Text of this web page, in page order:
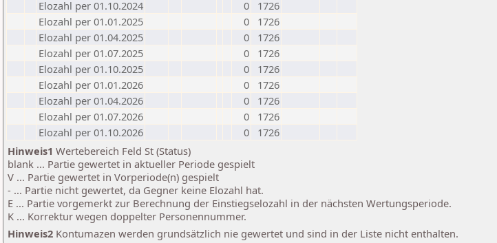
Elozahl per 01.10.2024
0
1726
Elozahl per 01.01.2025
0
1726
Elozahl per 01.04.2025
0
1726
Elozahl per 01.07.2025
0
1726
Elozahl per 01.10.2025
0
1726
Elozahl per 01.01.2026
0
1726
Elozahl per 01.04.2026
0
1726
Elozahl per 01.07.2026
0
1726
Elozahl per 01.10.2026
0
1726
Hinweis1 Wertebereich Feld St (Status)
blank ... Partie gewertet in aktueller Periode gespielt
V ... Partie gewertet in Vorperiode(n) gespielt
- ... Partie nicht gewertet, da Gegner keine Elozahl hat.
E ... Partie vorgemerkt zur Berechnung der Einstiegselozahl in der nächsten Wertungsperiode.
K ... Korrektur wegen doppelter Personennummer.
Hinweis2 Kontumazen werden grundsätzlich nie gewertet und sind in der Liste nicht enthalten.